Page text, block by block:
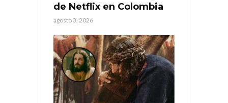
de Netflix en Colombia
agosto 3, 2026